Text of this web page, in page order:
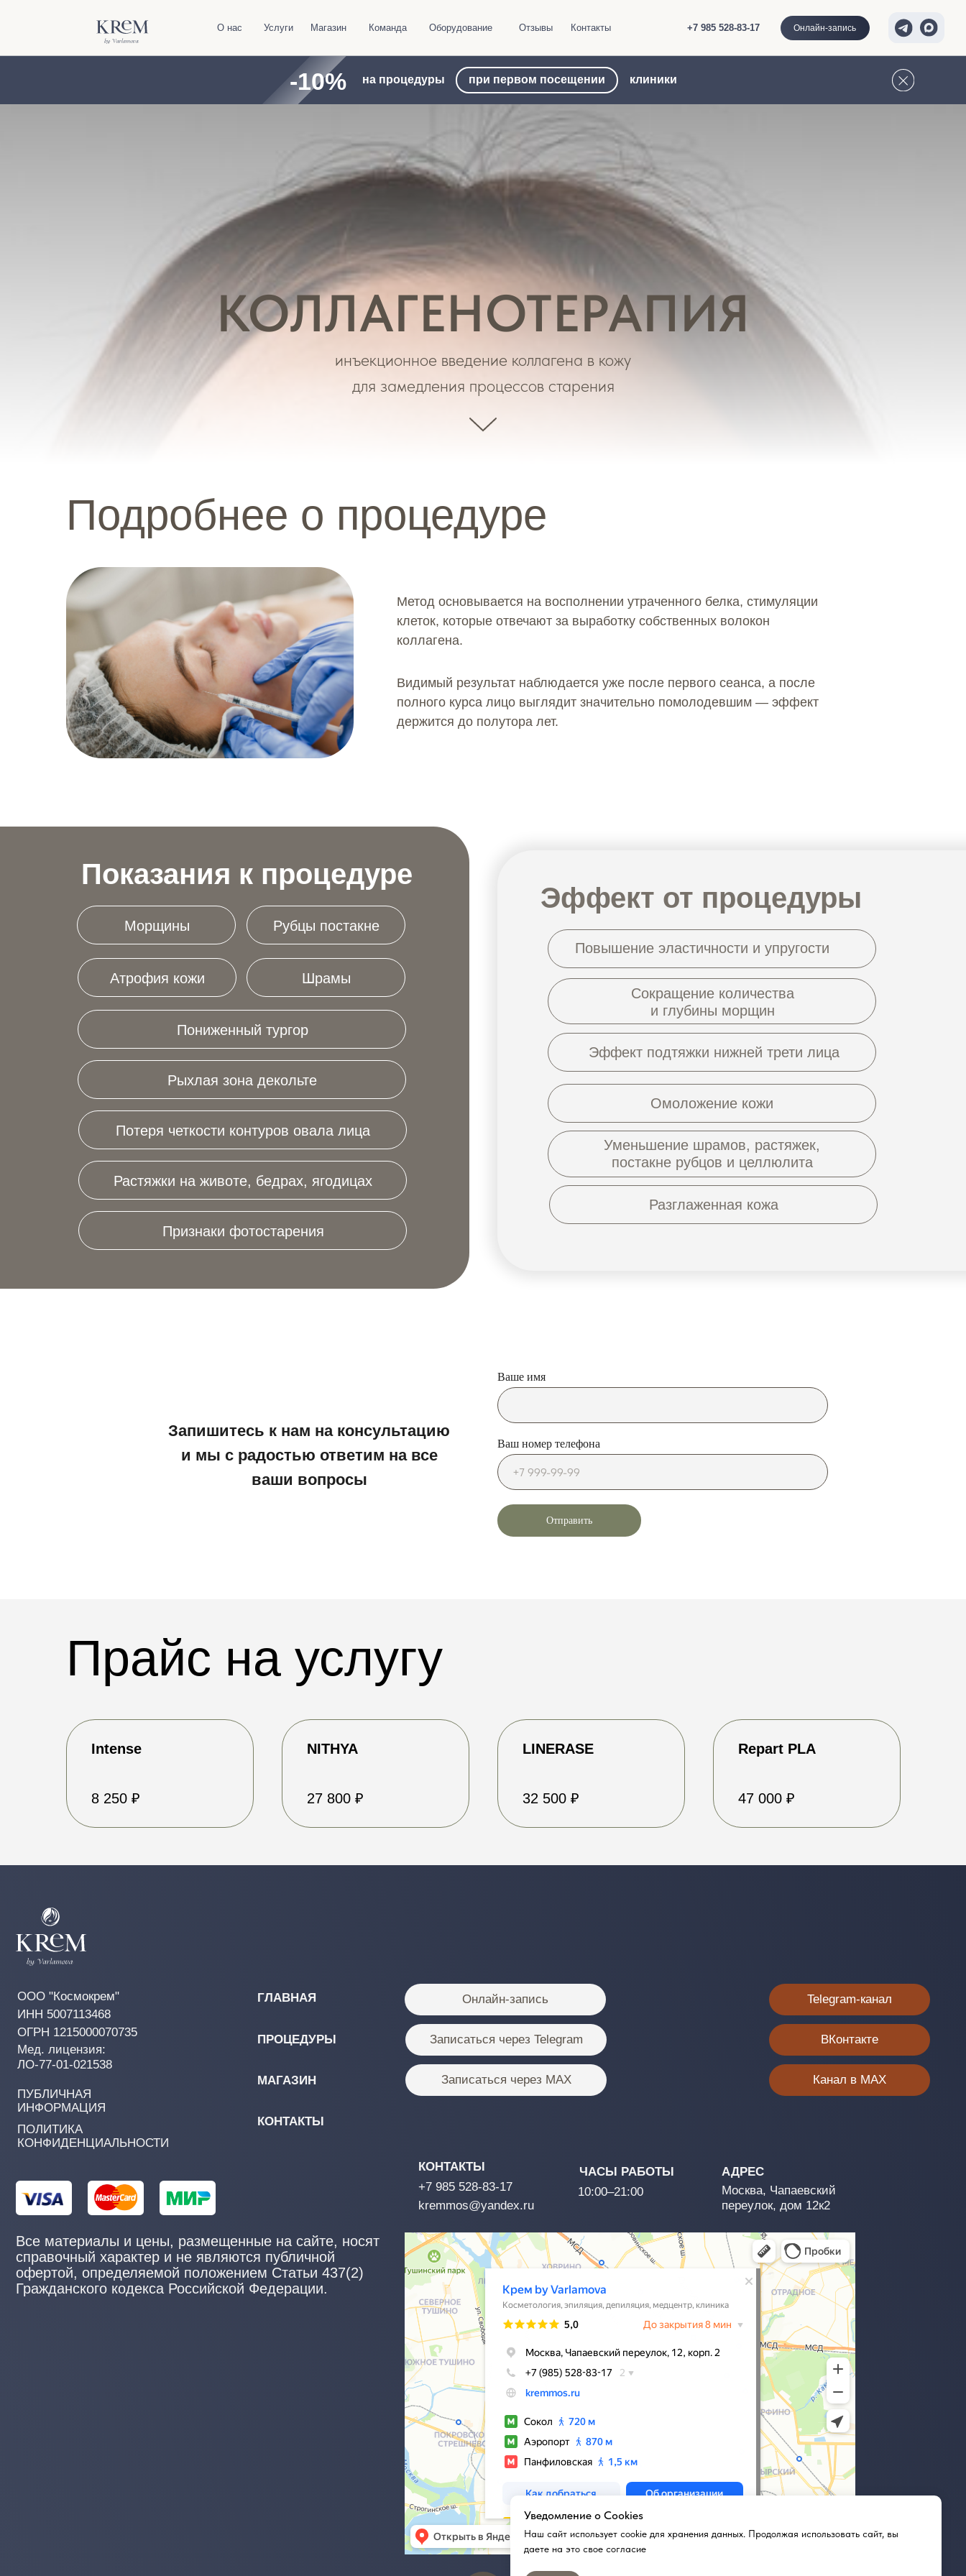
Онлайн-запись
Контакты
Отзывы
Оборудование
Команда
Магазин
Услуги
-10% клиники
на процедуры при первом посещении
КОЛЛАГЕНОТЕРАПИЯ
инъекционное введение коллагена в кожу
для замедления процессов старения
Видимый результат наблюдается уже после первого сеанса, а после
полного курса лицо выглядит значительно помолодевшим — эффект
держится до полутора лет.
Метод основывается на восполнении утраченного белка, стимуляции
клеток, которые отвечают за выработку собственных волокон
коллагена.
Подробнее о процедуре
Пониженный тургор
Рыхлая зона декольте
Показания к процедуре
Морщины Рубцы постакне
Атрофия кожи Шрамы
Признаки фотостарения
Растяжки на животе, бедрах, ягодицах
Потеря четкости контуров овала лица
Омоложение кожи
Эффект подтяжки нижней трети лица
Сокращение количества
и глубины морщин
Повышение эластичности и упругости
Эффект от процедуры
Разглаженная кожа
Уменьшение шрамов, растяжек,
постакне рубцов и целлюлита
Запишитесь к нам на консультацию
и мы с радостью ответим на все
ваши вопросы
Ваше имя
Ваш номер телефона
Отправить
NITHYA
27 800 ₽
Прайс на услугу
Repart PLA
47 000 ₽
Intense
8 250 ₽
LINERASE
32 500 ₽
ИНН 5007113468
ОГРН 1215000070735
Мед. лицензия:
Все материалы и цены, размещенные на сайте, носят
справочный характер и не являются публичной
офертой, определяемой положением Статьи 437(2)
Гражданского кодекса Российской Федерации.
КОНФИДЕНЦИАЛЬНОСТИ
ПРОЦЕДУРЫ Записаться через Telegram
Уведомление о Cookies
Наш сайт использует cookie для хранения данных. Продолжая использовать сайт, вы
даете на это свое согласие